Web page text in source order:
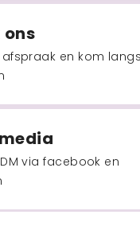
ons
afspraak en kom
via facebook en